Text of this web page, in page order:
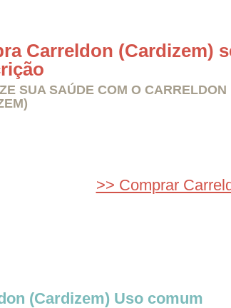
Carreldon (Cardizem)
SUA SAÚDE COM O CARRELDON
>> Comprar
(Cardizem) Uso comum